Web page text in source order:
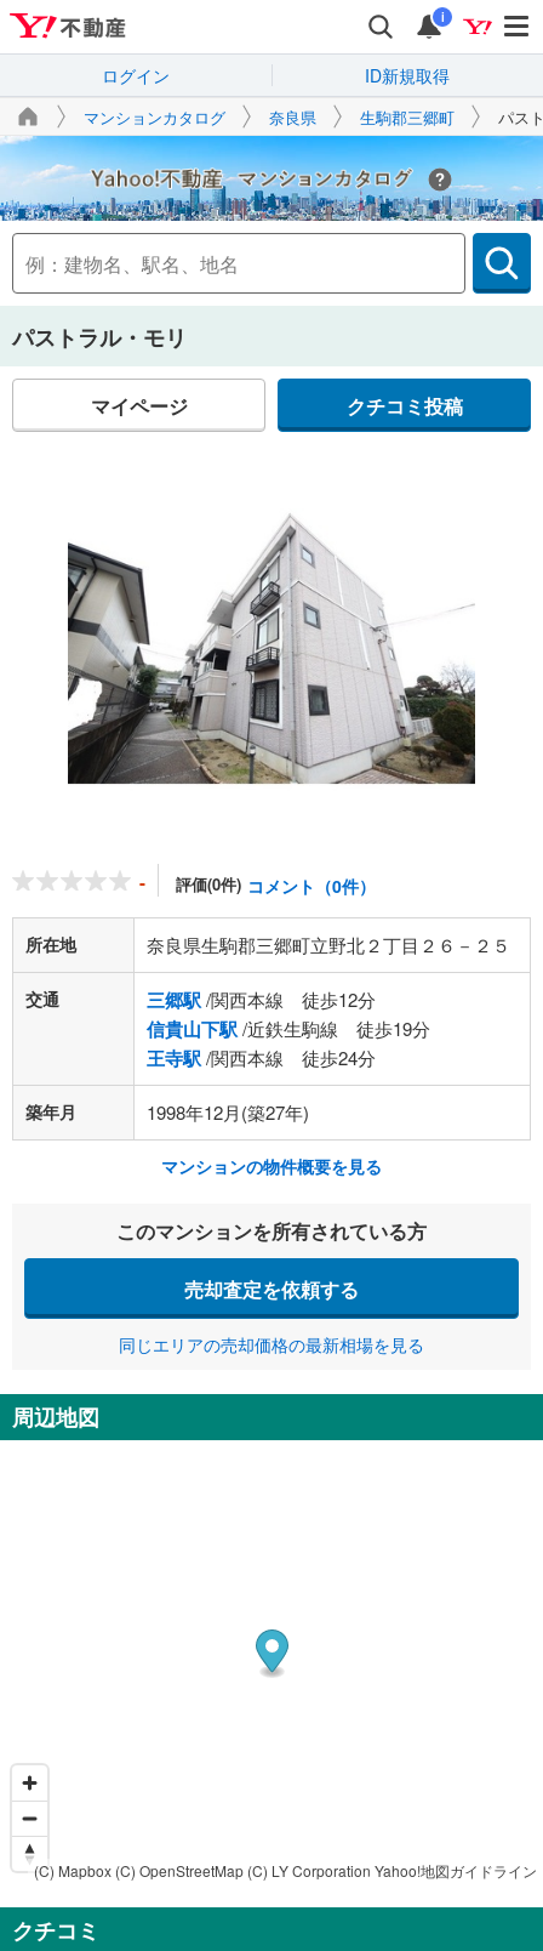
i
ログイン ID新規取得
マンションカタログ 奈良県 生駒郡三郷町 パス
Yahoo!不動産
パストラル・モリ
マイページ クチコミ投稿
- 評価(0件) コメント（0件）
所在地 奈良県生駒郡三郷町立野北２丁目２６－２５
交通 三郷駅/関西本線 徒歩12分
信貴山下駅/近鉄生駒線 徒歩19分
王寺駅/関西本線 徒歩24分
築年月 1998年12月(築27年)
マンションの物件概要を見る
このマンションを所有されている方
売却査定を依頼する
同じエリアの売却価格の最新相場を見る
周辺地図
(C) Mapbox (C) OpenStreetMap (C) LY Corporation Yahoo!地図ガイドライン
クチコミ